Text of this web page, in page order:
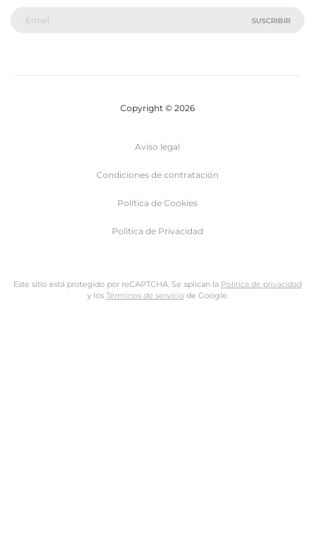
Copyright © 2026
Aviso legal
Condiciones de contratación
Política de Cookies
Politica de Privacidad
Este sitio está protegido por reCAPTCHA. Se aplican la Política de privacidad
y los Términos de serviciode Google.